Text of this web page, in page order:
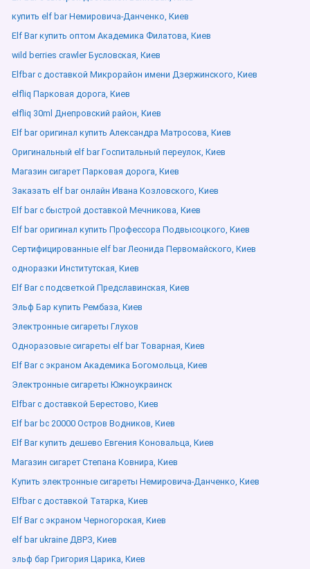
купить elf bar Немировича-Данченко, Киев
Elf Bar купить оптом Академика Филатова, Киев
wild berries crawler Бусловская, Киев
Elfbar с доставкой Микрорайон имени Дзержинского, Киев
elfliq Парковая дорога, Киев
elfliq 30ml Днепровский район, Киев
Elf bar оригинал купить Александра Матросова, Киев
Оригинальный elf bar Госпитальный переулок, Киев
Магазин сигарет Парковая дорога, Киев
Заказать elf bar онлайн Ивана Козловского, Киев
Elf bar с быстрой доставкой Мечникова, Киев
Elf bar оригинал купить Профессора Подвысоцкого, Киев
Сертифицированные elf bar Леонида Первомайского, Киев
одноразки Институтская, Киев
Elf Bar с подсветкой Предславинская, Киев
Эльф Бар купить Рембаза, Киев
Электронные сигареты Глухов
Одноразовые сигареты elf bar Товарная, Киев
Elf Bar с экраном Академика Богомольца, Киев
Электронные сигареты Южноукраинск
Elfbar с доставкой Берестово, Киев
Elf bar bc 20000 Остров Водников, Киев
Elf Bar купить дешево Евгения Коновальца, Киев
Магазин сигарет Степана Ковнира, Киев
Купить электронные сигареты Немировича-Данченко, Киев
Elfbar с доставкой Татарка, Киев
Elf Bar с экраном Черногорская, Киев
elf bar ukraine ДВРЗ, Киев
эльф бар Григория Царика, Киев